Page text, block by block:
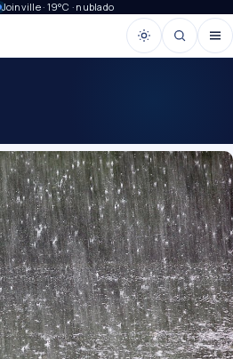
Joinville · 19°C · nublado